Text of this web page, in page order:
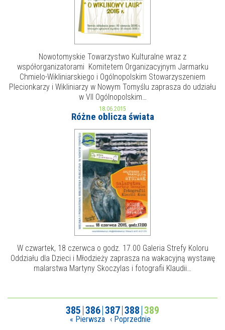
Nowotomyskie Towarzystwo Kulturalne wraz z
współorganizatorami Komitetem Organizacyjnym Jarmarku
Chmielo-Wikliniarskiego i Ogólnopolskim Stowarzyszeniem
Plecionkarzy i Wikliniarzy w Nowym Tomyślu zaprasza do udziału
w VII Ogólnopolskim…
18.06.2015
Różne oblicza świata
W czwartek, 18 czerwca o godz. 17.00 Galeria Strefy Koloru
Oddziału dla Dzieci i Młodzieży zaprasza na wakacyjną wystawę
malarstwa Martyny Skoczylas i fotografii Klaudii…
385 386 387 388 389
« Pierwsza ‹ Poprzednie